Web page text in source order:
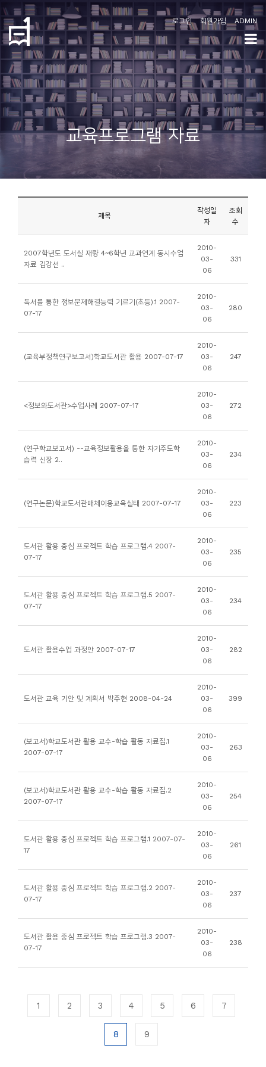
로그인 회원가입 ADMIN
교육프로그램 자료
제목
작성일
자
조회
수
2007학년도 도서실 재량 4~6학년 교과연계 동시수업
자료 김강선 ..
2010-
03-
06
331
독서를 통한 정보문제해결능력 기르기(초등).1 2007-
07-17
2010-
03-
06
280
(교육부정책연구보고서)학교도서관 활용 2007-07-17
2010-
03-
06
247
<정보와도서관>수업사례 2007-07-17
2010-
03-
06
272
(연구학교보고서) --교육정보활용을 통한 자기주도학
습력 신장 2..
2010-
03-
06
234
(연구논문)학교도서관매체이용교육실태 2007-07-17
2010-
03-
06
223
도서관 활용 중심 프로젝트 학습 프로그램.4 2007-
07-17
2010-
03-
06
235
도서관 활용 중심 프로젝트 학습 프로그램.5 2007-
07-17
2010-
03-
06
234
도서관 활용수업 과정안 2007-07-17
2010-
03-
06
282
도서관 교육 기안 및 계획서 박주현 2008-04-24
2010-
03-
06
399
(보고서)학교도서관 활용 교수-학습 활동 자료집.1
2007-07-17
2010-
03-
06
263
(보고서)학교도서관 활용 교수-학습 활동 자료집.2
2007-07-17
2010-
03-
06
254
도서관 활용 중심 프로젝트 학습 프로그램.1 2007-07-
17
2010-
03-
06
261
도서관 활용 중심 프로젝트 학습 프로그램.2 2007-
07-17
2010-
03-
06
237
도서관 활용 중심 프로젝트 학습 프로그램.3 2007-
07-17
2010-
03-
06
238
1 2 3 4 5 6 7
8 9
학
도
협
소
개
지
사